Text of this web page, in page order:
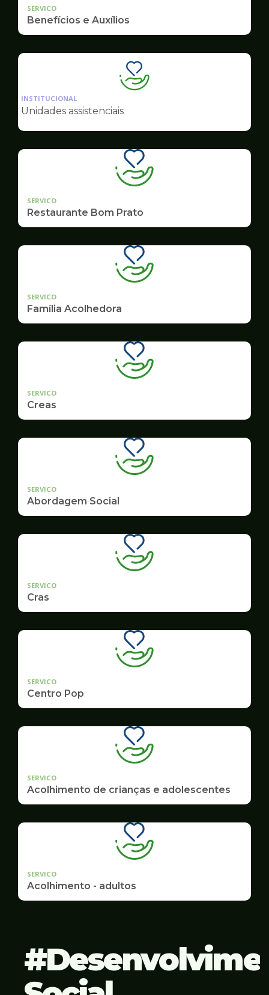
SERVICO
Benefícios e Auxílios
Ilustração
da
Assistência
INSTITUCIONAL
Unidades assistenciais
SERVICO
Restaurante Bom Prato
SERVICO
Família Acolhedora
SERVICO
Creas
SERVICO
Abordagem Social
SERVICO
Cras
SERVICO
Centro Pop
SERVICO
Acolhimento de crianças e adolescentes
SERVICO
Acolhimento - adultos